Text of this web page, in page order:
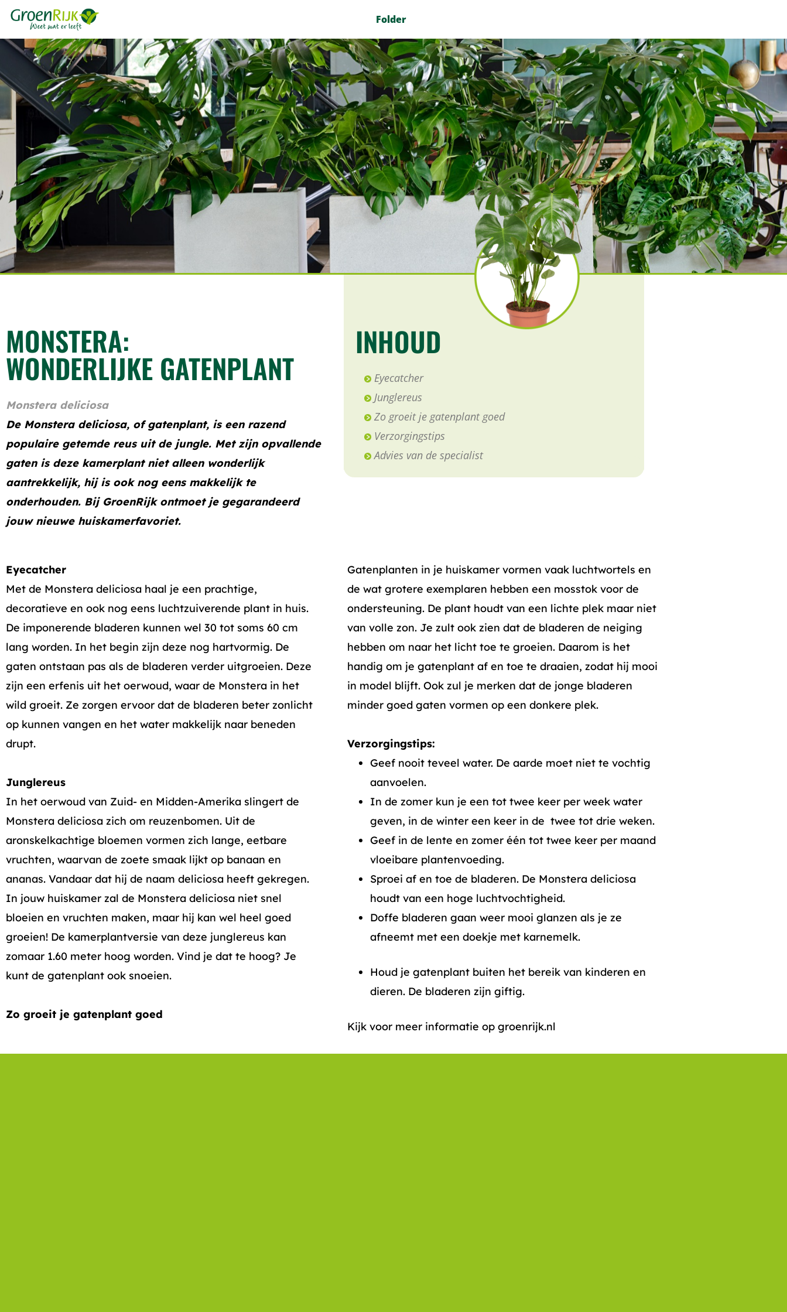
Folder
INHOUD
Eyecatcher
Junglereus
Zo groeit je gatenplant goed
Verzorgingstips
Advies van de specialist
MONSTERA:
WONDERLIJKE GATENPLANT
Monstera deliciosa
De Monstera deliciosa, of gatenplant, is een razend
populaire getemde reus uit de jungle. Met zijn opvallende
gaten is deze kamerplant niet alleen wonderlijk
aantrekkelijk, hij is ook nog eens makkelijk te
onderhouden. Bij GroenRijk ontmoet je gegarandeerd
jouw nieuwe huiskamerfavoriet.
Eyecatcher
Met de Monstera deliciosa haal je een prachtige,
decoratieve en ook nog eens luchtzuiverende plant in huis.
De imponerende bladeren kunnen wel 30 tot soms 60 cm
lang worden. In het begin zijn deze nog hartvormig. De
gaten ontstaan pas als de bladeren verder uitgroeien. Deze
zijn een erfenis uit het oerwoud, waar de Monstera in het
wild groeit. Ze zorgen ervoor dat de bladeren beter zonlicht
op kunnen vangen en het water makkelijk naar beneden
drupt.
Junglereus
In het oerwoud van Zuid- en Midden-Amerika slingert de
Monstera deliciosa zich om reuzenbomen. Uit de
aronskelkachtige bloemen vormen zich lange, eetbare
vruchten, waarvan de zoete smaak lijkt op banaan en
ananas. Vandaar dat hij de naam deliciosa heeft gekregen.
In jouw huiskamer zal de Monstera deliciosa niet snel
bloeien en vruchten maken, maar hij kan wel heel goed
groeien! De kamerplantversie van deze junglereus kan
zomaar 1.60 meter hoog worden. Vind je dat te hoog? Je
kunt de gatenplant ook snoeien.
Zo groeit je gatenplant goed
Gatenplanten in je huiskamer vormen vaak luchtwortels en
de wat grotere exemplaren hebben een mosstok voor de
ondersteuning. De plant houdt van een lichte plek maar niet
van volle zon. Je zult ook zien dat de bladeren de neiging
hebben om naar het licht toe te groeien. Daarom is het
handig om je gatenplant af en toe te draaien, zodat hij mooi
in model blijft. Ook zul je merken dat de jonge bladeren
minder goed gaten vormen op een donkere plek.
Verzorgingstips:
Geef nooit teveel water. De aarde moet niet te vochtig
aanvoelen.
In de zomer kun je een tot twee keer per week water
geven, in de winter een keer in de twee tot drie weken.
Geef in de lente en zomer één tot twee keer per maand
vloeibare plantenvoeding.
Sproei af en toe de bladeren. De Monstera deliciosa
houdt van een hoge luchtvochtigheid.
Doffe bladeren gaan weer mooi glanzen als je ze
afneemt met een doekje met karnemelk.
Houd je gatenplant buiten het bereik van kinderen en
dieren. De bladeren zijn giftig.
Kijk voor meer informatie op groenrijk.nl